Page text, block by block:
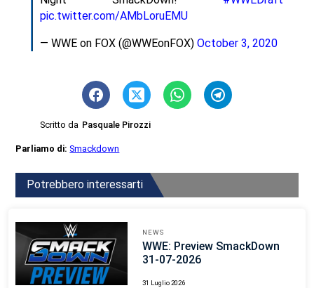
pic.twitter.com/AMbLoruEMU
— WWE on FOX (@WWEonFOX) October 3, 2020
Scritto da Pasquale Pirozzi
Parliamo di:Smackdown
Potrebbero interessarti
NEWS
WWE: Preview SmackDown
31-07-2026
31 Luglio 2026